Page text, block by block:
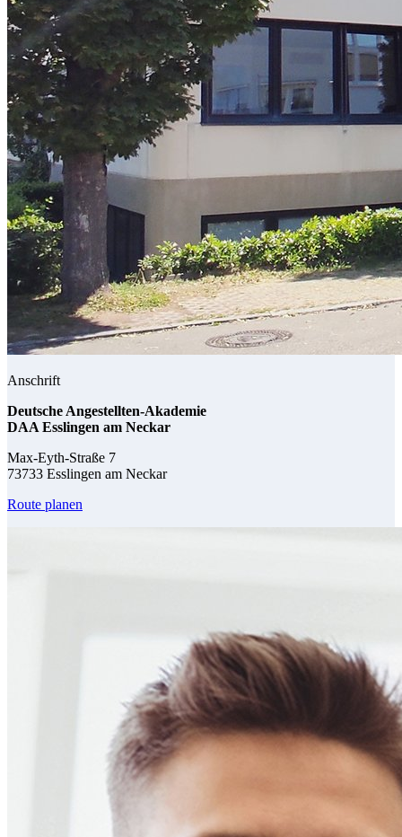
Anschrift
Deutsche Angestellten-Akademie
DAA Esslingen am Neckar
Max-Eyth-Straße 7
73733 Esslingen am Neckar
Route planen